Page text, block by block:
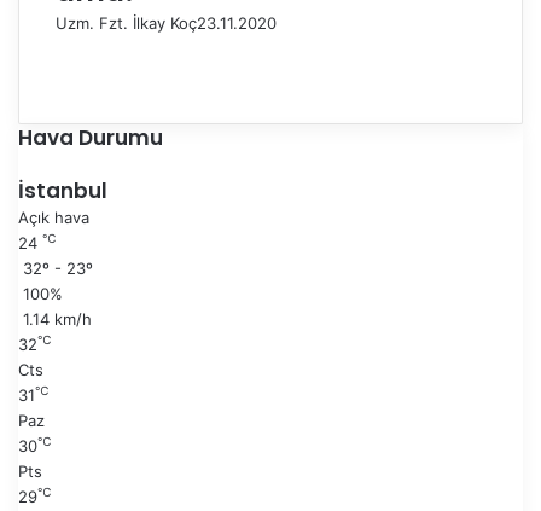
Uzm. Fzt. İlkay Koç23.11.2020
e
k
s
a
a
n
k
i
y
f
Hava Durumu
İstanbul
Açık hava
24 ℃
32º - 23º
100%
1.14 km/h
32℃
Cts
31℃
Paz
30℃
Pts
29℃